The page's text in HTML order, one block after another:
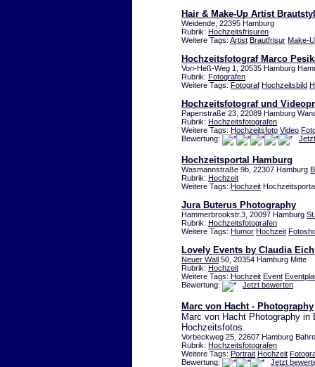
Hair & Make-Up Artist
Weidende, 22395 Hamburg
Rubrik: Hochzeitsfrisuren
Weitere Tags: Artist Brautfrisur Make-
Hochzeitsfotograf Marco
Von-Heß-Weg 1, 20535 Hamburg
Rubrik: Fotografen
Weitere Tags: Fotograf Hochzeitsbild
Hochzeitsfotograf und
Papenstraße 23, 22089 Hamburg
Rubrik: Hochzeitsfotografen
Weitere Tags: Hochzeitsfoto Video
Bewertung:
Hochzeitsportal Hamburg
Wasmannstraße 9b, 22307 Hamburg
Rubrik: Hochzeit
Weitere Tags: Hochzeit
Jura Buterus Photography
Hammerbrookstr.3, 20097 Hamburg
Rubrik: Hochzeitsfotografen
Weitere Tags: Humor Hochzeit
Lovely Events by Claudia
Neuer Wall 50, 20354 Hamburg Mitte
Rubrik: Hochzeit
Weitere Tags: Hochzeit Event
Bewertung:
Jetzt bewerten
Marc von Hacht - Photography
Marc von Hacht Photography
Hochzeitsfotos.
Vorbeckweg 25, 22607 Hamburg
Rubrik: Hochzeitsfotografen
Weitere Tags: Portrait Hochzeit
Bewertung:
Jetzt